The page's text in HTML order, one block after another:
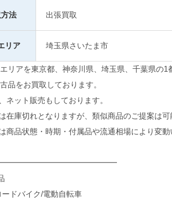
法 出張買取
リア 埼玉県さいたま市
リアを東京都、神奈川県、埼玉県、千葉県の1
品をお買取しております。
ネット販売もしております。
在庫切れとなりますが、類似商品のご提案は
商品状態・時期・付属品や流通相場により変動
ードバイク/電動自転車